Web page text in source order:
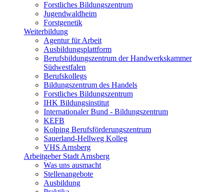
Forstliches Bildungszentrum
Jugendwaldheim
Forstgenetik
Weiterbildung
Agentur für Arbeit
Ausbildungsplattform
Berufsbildungszentrum der Handwerkskammer
Südwestfalen
Berufskollegs
Bildungszentrum des Handels
Forstliches Bildungszentrum
IHK Bildungsinstitut
Internationaler Bund - Bildungszentrum
KEFB
Kolping Berufsförderungszentrum
Sauerland-Hellweg Kolleg
VHS Arnsberg
Arbeitgeber Stadt Arnsberg
Was uns ausmacht
Stellenangebote
Ausbildung